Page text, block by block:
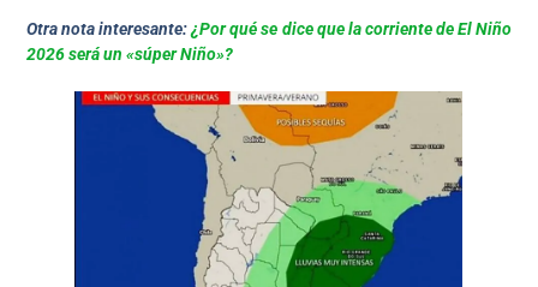
Otra nota interesante:¿Por qué se dice que la corriente de El Niño
2026 será un «súper Niño»?